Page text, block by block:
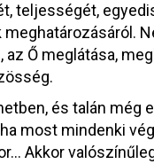
teljességét,
Ő meglátása,
és talán
most mindenki
Akkor